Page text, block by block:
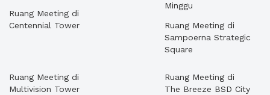
Ruang Meeting di
Centennial Tower
Minggu
Ruang Meeting di
Sampoerna Strategic
Square
Ruang Meeting di
Multivision Tower
Ruang Meeting di
The Breeze BSD City